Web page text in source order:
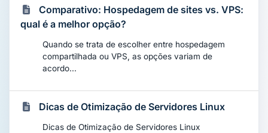
Comparativo: Hospedagem de sites vs. VPS:
qual é a melhor opção?
Quando se trata de escolher entre hospedagem
compartilhada ou VPS, as opções variam de
acordo...
Dicas de Otimização de Servidores Linux
Dicas de Otimização de Servidores Linux